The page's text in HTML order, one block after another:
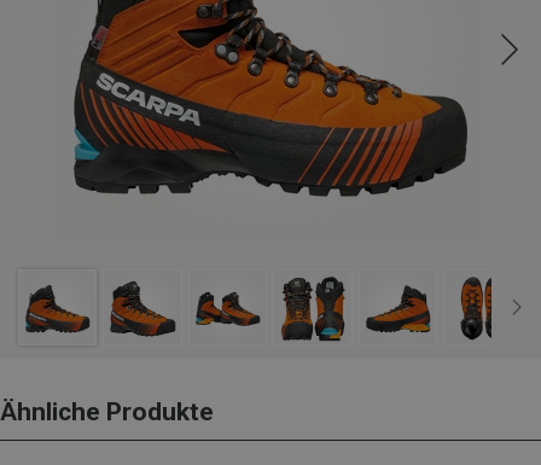
Ähnliche Produkte